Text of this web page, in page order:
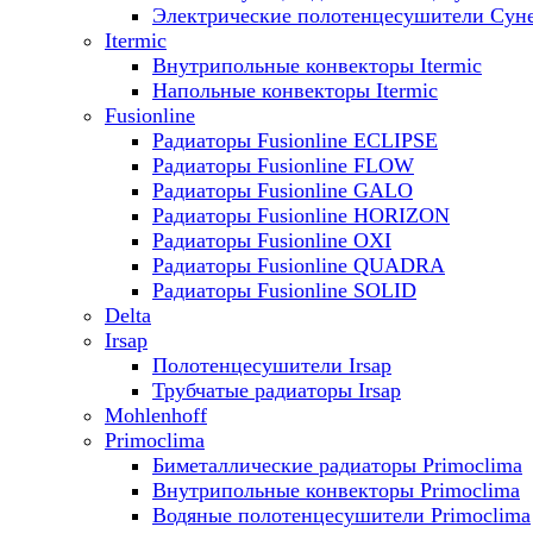
Электрические полотенцесушители
Itermic
Внутрипольные конвекторы Itermic
Напольные конвекторы Itermic
Fusionline
Радиаторы Fusionline ECLIPSE
Радиаторы Fusionline FLOW
Радиаторы Fusionline GALO
Радиаторы Fusionline HORIZON
Радиаторы Fusionline OXI
Радиаторы Fusionline QUADRA
Радиаторы Fusionline SOLID
Delta
Irsap
Полотенцесушители Irsap
Трубчатые радиаторы Irsap
Mohlenhoff
Primoclima
Биметаллические радиаторы Primoclima
Внутрипольные конвекторы Primoclima
Водяные полотенцесушители Primoclima